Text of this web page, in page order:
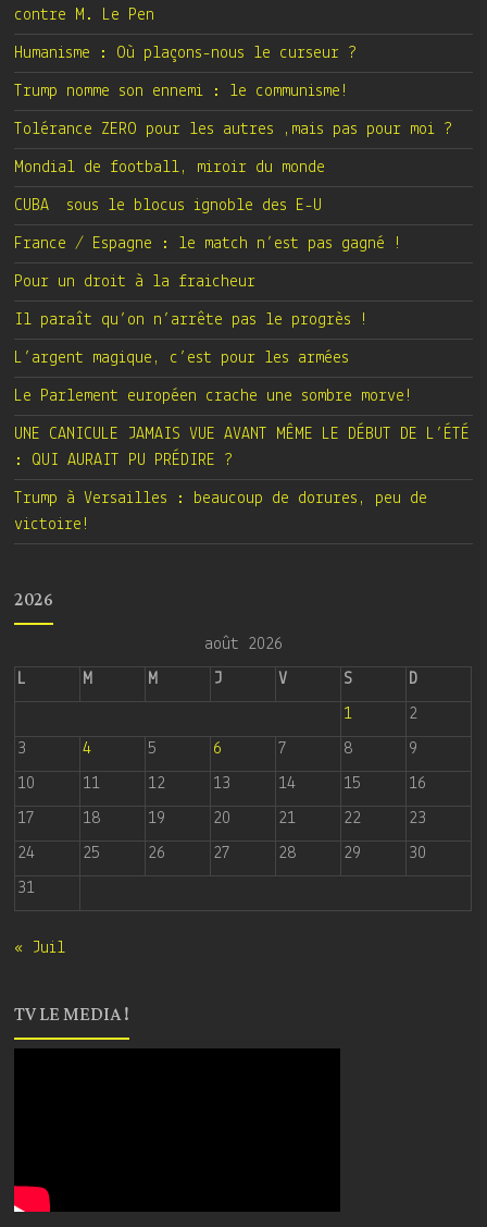
contre M. Le Pen
Humanisme : Où plaçons-nous le curseur ?
Trump nomme son ennemi : le communisme!
Tolérance ZERO pour les autres ,mais pas pour moi ?
Mondial de football, miroir du monde
CUBA sous le blocus ignoble des E-U
France / Espagne : le match n’est pas gagné !
Pour un droit à la fraicheur
Il paraît qu’on n’arrête pas le progrès !
L’argent magique, c’est pour les armées
Le Parlement européen crache une sombre morve!
UNE CANICULE JAMAIS VUE AVANT MÊME LE DÉBUT DE L’ÉTÉ
: QUI AURAIT PU PRÉDIRE ?
Trump à Versailles : beaucoup de dorures, peu de
victoire!
2026
août 2026
L
M M J V S
D
1
2
3
4 5 6 7 8
9
10
11 12 13 14 15
16
17
18 19 20 21 22
23
24
25 26 27 28 29
30
31
« Juil
TV LE MEDIA !